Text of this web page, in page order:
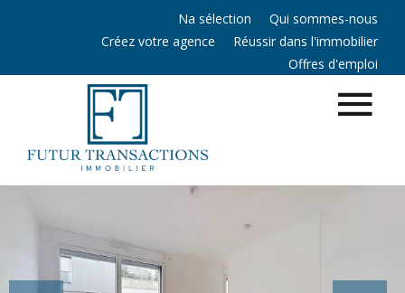
Na sélection
Qui sommes-nous
Créez votre agence
Réussir dans l'immobilier
Offres d'emploi